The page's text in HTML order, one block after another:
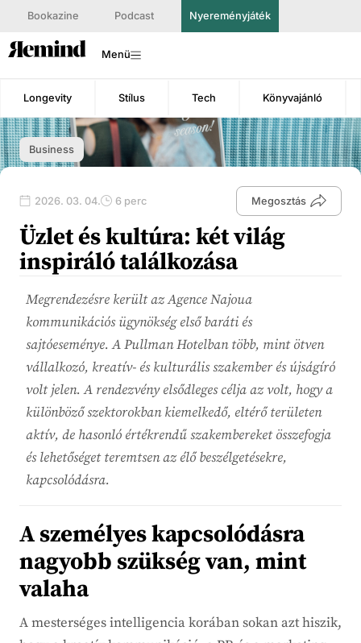
Bookazine Podcast Nyereményjáték
Menü
Longevity Stílus Tech Könyvajánló
Business
2026. 03. 04. 6 perc Megosztás
Üzlet és kultúra: két világ
inspiráló találkozása
Megrendezésre került az Agence Najoua
kommunikációs ügynökség első baráti és
sajtóeseménye. A Pullman Hotelban több, mint ötven
vállalkozó, kreatív- és kulturális szakember és újságíró
volt jelen. A rendezvény elsődleges célja az volt, hogy a
különböző szektorokban kiemelkedő, eltérő területen
aktív, de hasonló értékrendű szakembereket összefogja
és lehetőséget teremtsen az élő beszélgetésekre,
kapcsolódásra.
A személyes kapcsolódásra
nagyobb szükség van, mint
valaha
A mesterséges intelligencia korában sokan azt hiszik,